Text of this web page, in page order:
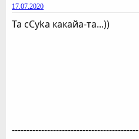
17.07.2020
Ta cCyka какайа-та...))
-------------------------------------------